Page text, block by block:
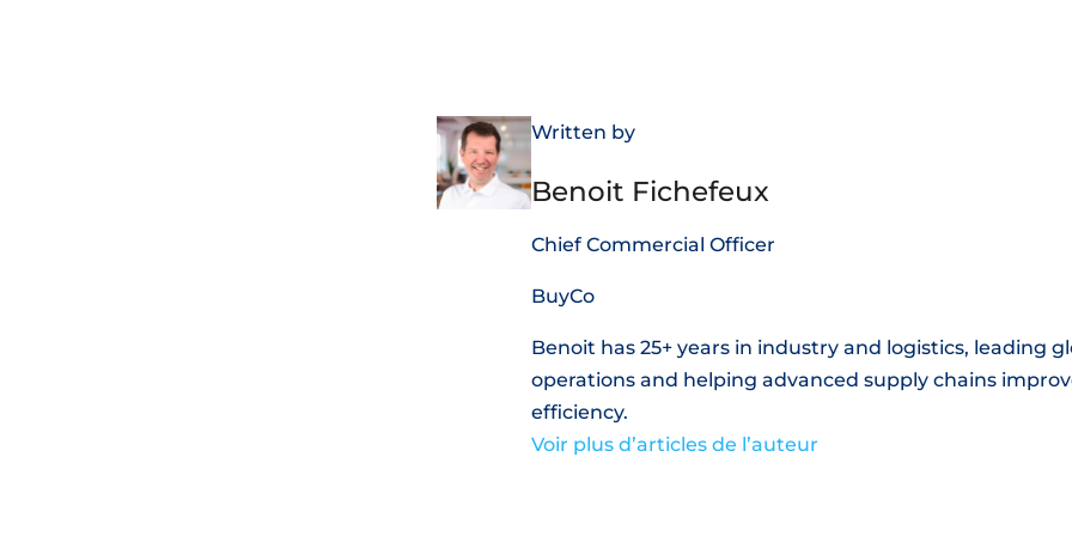
Written by
Benoit Fichefeux
Chief Commercial Officer
BuyCo
Benoit has 25+ years in industry and logistics, leading
operations and helping advanced supply chains
efficiency.
Voir plus d’articles de l’auteur